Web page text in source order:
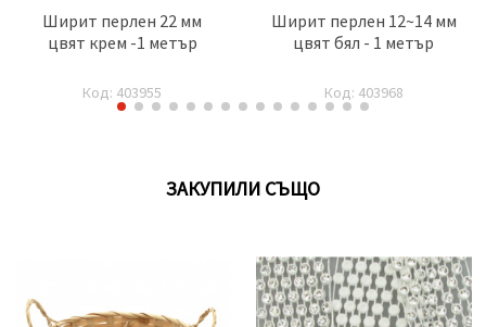
Ширит перлен 22 мм
цвят крем -1 метър
Код: 403955
Ширит перлен 12~14 мм
цвят бял - 1 метър
Код: 403968
ЗАКУПИЛИ СЪЩО